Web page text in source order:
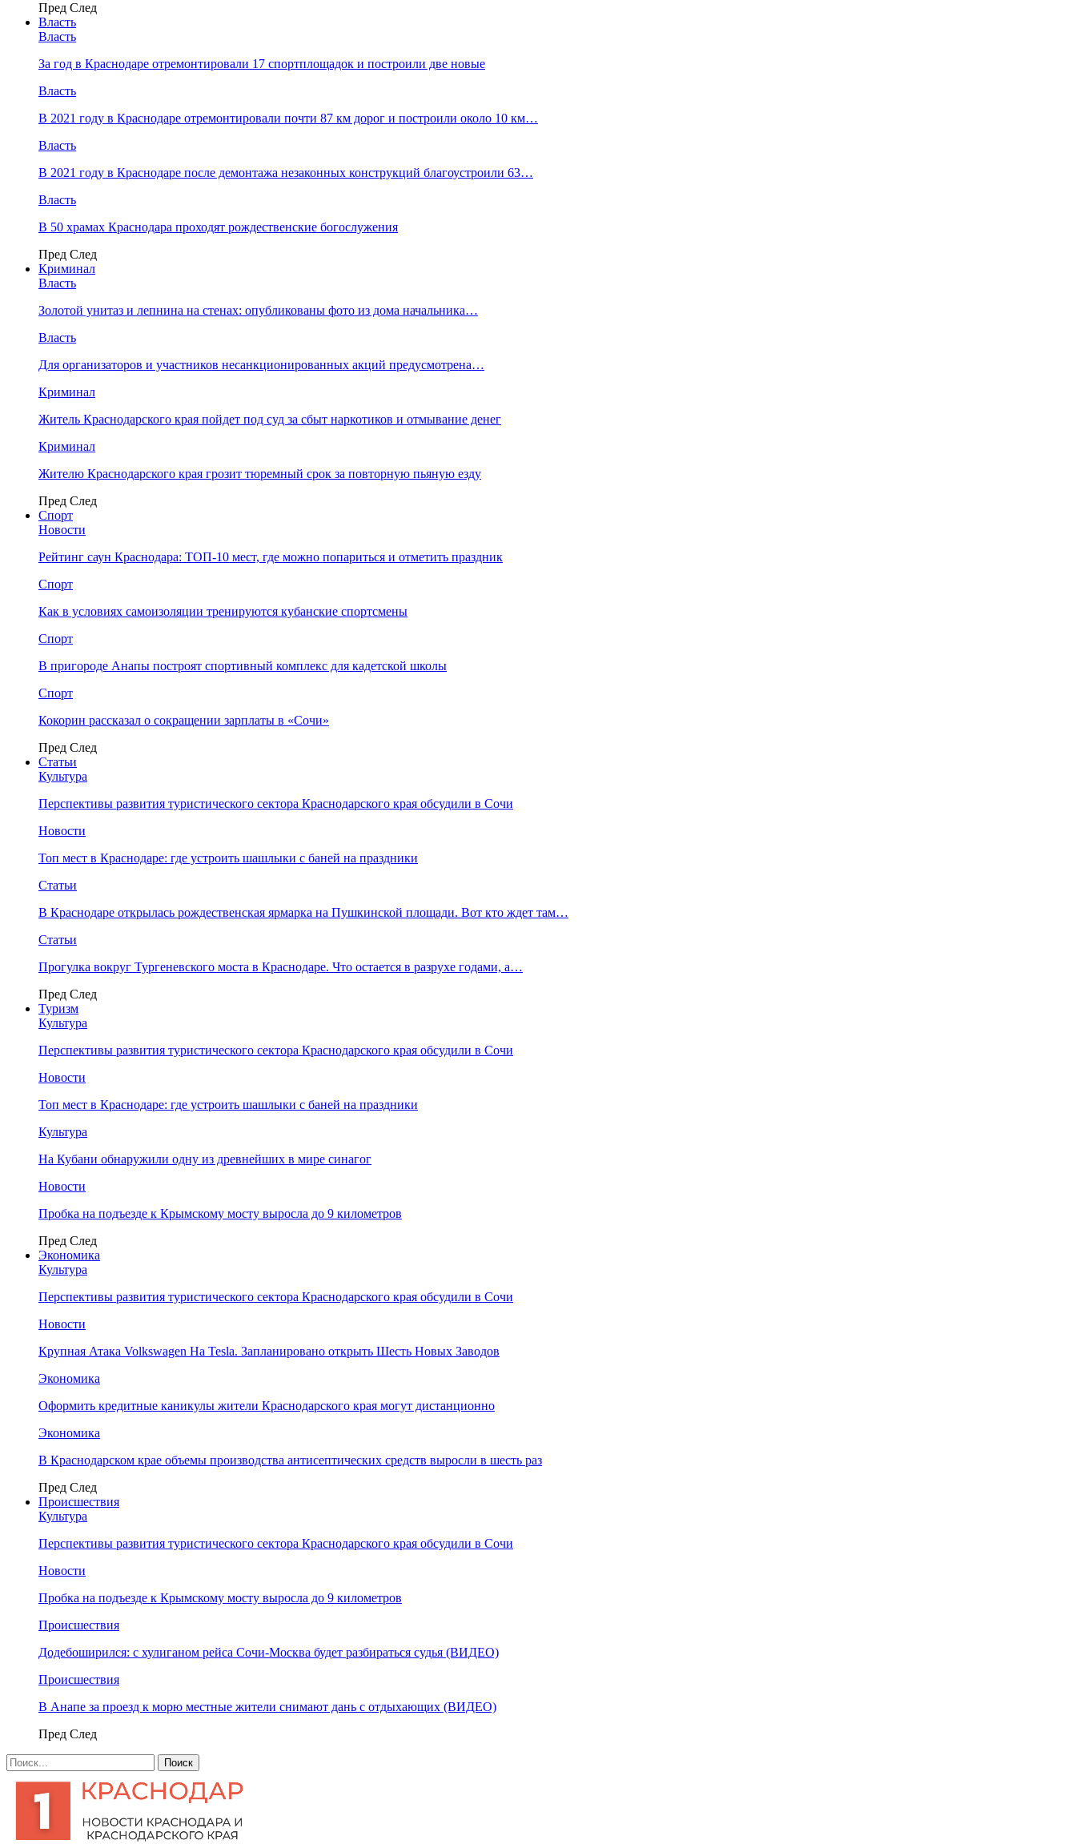
Пред След
Власть
Власть
За год в Краснодаре отремонтировали 17 спортплощадок и построили две новые
Власть
В 2021 году в Краснодаре отремонтировали почти 87 км дорог и построили около 10 км…
Власть
В 2021 году в Краснодаре после демонтажа незаконных конструкций благоустроили 63…
Власть
В 50 храмах Краснодара проходят рождественские богослужения
Пред След
Криминал
Власть
​Золотой унитаз и лепнина на стенах: опубликованы фото из дома начальника…
Власть
Для организаторов и участников несанкционированных акций предусмотрена…
Криминал
Житель Краснодарского края пойдет под суд за сбыт наркотиков и отмывание денег
Криминал
Жителю Краснодарского края грозит тюремный срок за повторную пьяную езду
Пред След
Спорт
Новости
Рейтинг саун Краснодара: ТОП-10 мест, где можно попариться и отметить праздник
Спорт
Как в условиях самоизоляции тренируются кубанские спортсмены
Спорт
В пригороде Анапы построят спортивный комплекс для кадетской школы
Спорт
Кокорин рассказал о сокращении зарплаты в «Сочи»
Пред След
Статьи
Культура
Перспективы развития туристического сектора Краснодарского края обсудили в Сочи
Новости
Топ мест в Краснодаре: где устроить шашлыки с баней на праздники
Статьи
В Краснодаре открылась рождественская ярмарка на Пушкинской площади. Вот кто ждет там…
Статьи
Прогулка вокруг Тургеневского моста в Краснодаре. Что остается в разрухе годами, а…
Пред След
Туризм
Культура
Перспективы развития туристического сектора Краснодарского края обсудили в Сочи
Новости
Топ мест в Краснодаре: где устроить шашлыки с баней на праздники
Культура
На Кубани обнаружили одну из древнейших в мире синагог
Новости
Пробка на подъезде к Крымскому мосту выросла до 9 километров
Пред След
Экономика
Культура
Перспективы развития туристического сектора Краснодарского края обсудили в Сочи
Новости
Крупная Атака Volkswagen На Tesla. Запланировано открыть Шесть Новых Заводов
Экономика
Оформить кредитные каникулы жители Краснодарского края могут дистанционно
Экономика
В Краснодарском крае объемы производства антисептических средств выросли в шесть раз
Пред След
Происшествия
Культура
Перспективы развития туристического сектора Краснодарского края обсудили в Сочи
Новости
Пробка на подъезде к Крымскому мосту выросла до 9 километров
Происшествия
Додебоширился: с хулиганом рейса Сочи-Москва будет разбираться судья (ВИДЕО)
Происшествия
В Анапе за проезд к морю местные жители снимают дань с отдыхающих (ВИДЕО)
Пред След